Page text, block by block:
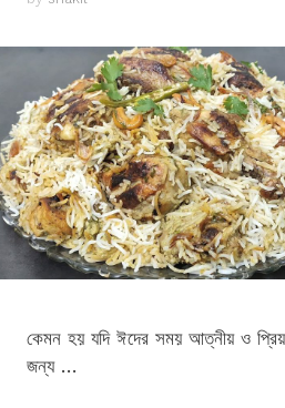
কেমন হয় যদি ঈদের সময় আত্নীয় ও
জন্য …